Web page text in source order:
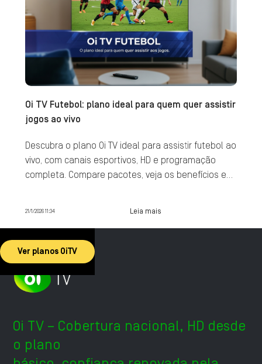
Oi TV Futebol: plano ideal para quem quer assistir
jogos ao vivo
Descubra o plano Oi TV ideal para assistir futebol ao
vivo, com canais esportivos, HD e programação
completa. Compare pacotes, veja os benefícios e
21/1/2026 11:34 Leia mais
Ver planos OiTV
Oi TV – Cobertura nacional, HD desde
o plano